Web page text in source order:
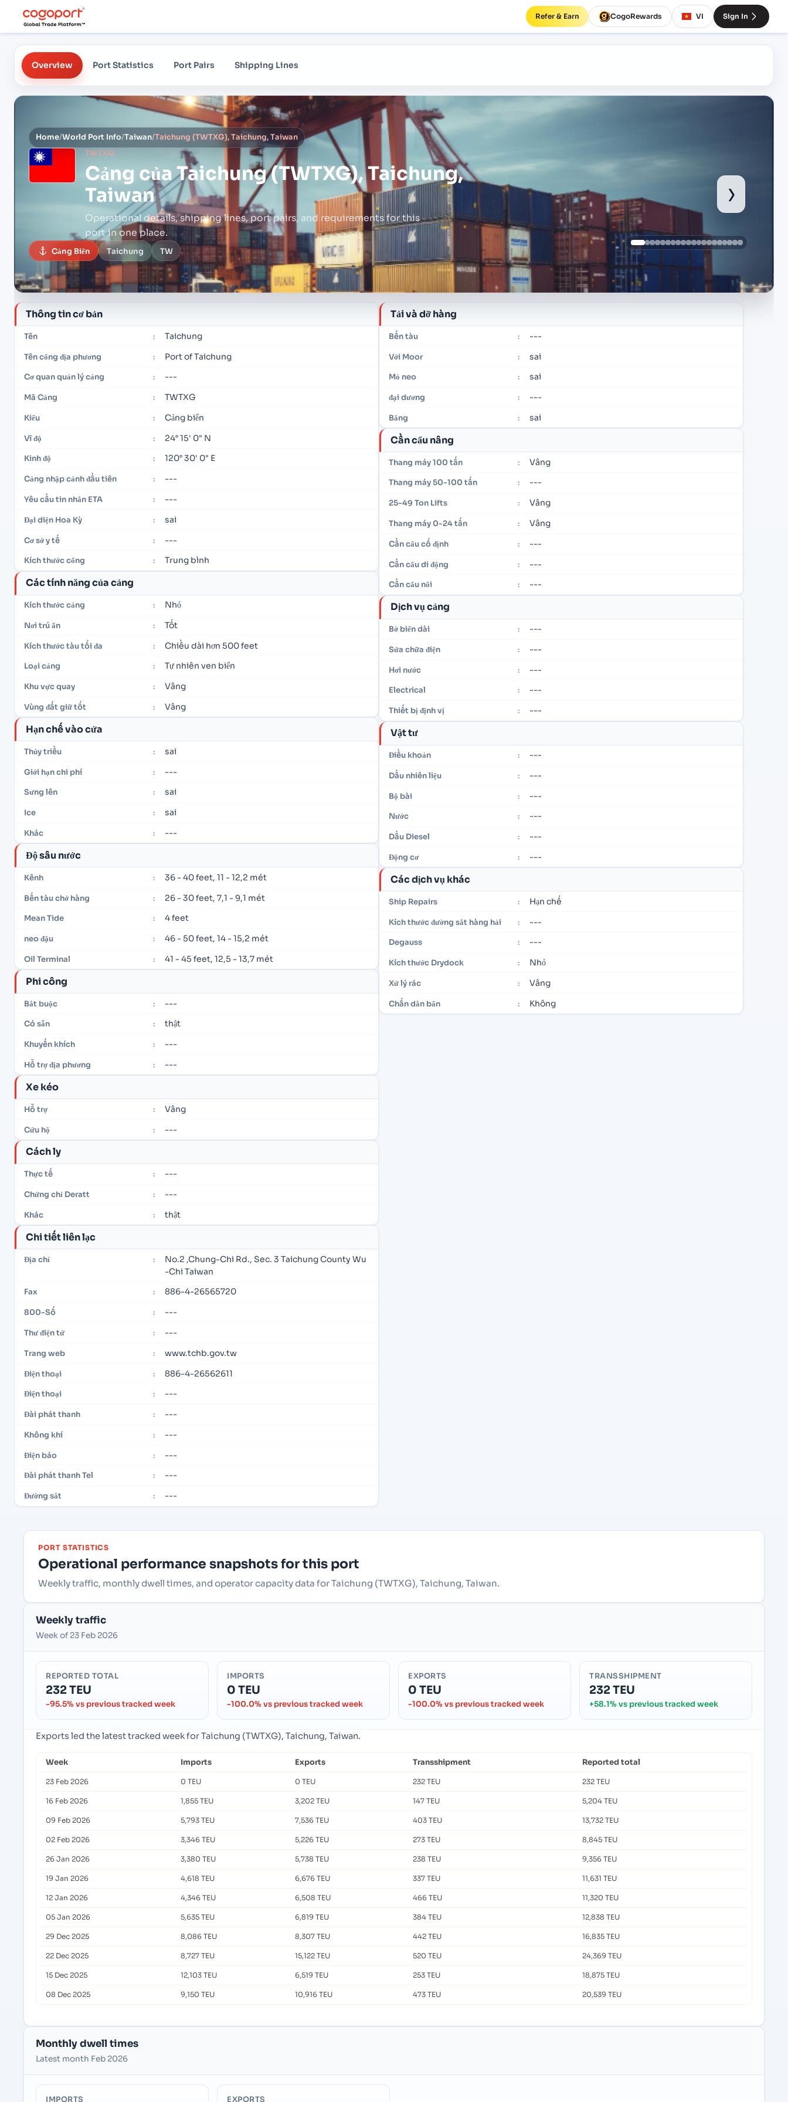
Refer & Earn CogoRewards VI Sign In
Overview Port Statistics Port Pairs Shipping Lines
Home/World Port Info/Taiwan/Taichung (TWTXG), Taichung, Taiwan
TWTXG
Cảng củaTaichung (TWTXG), Taichung,
Taiwan
Operational details, shipping lines, port pairs, and requirements for this
port in one place.
Cảng Biển Taichung TW
›
Thông tin cơ bản
Tên : Taichung
Tên cổng địa phương : Port of Taichung
Cơ quan quản lý cảng : ---
Mã Cảng : TWTXG
Kiểu : Cảng biển
Vĩ độ : 24° 15' 0" N
Kinh độ : 120° 30' 0" E
Cảng nhập cảnh đầu tiên : ---
Yêu cầu tin nhắn ETA : ---
Đại diện Hoa Kỳ : sai
Cơ sở y tế : ---
Kích thước cổng : Trung bình
Các tính năng của cảng
Kích thước cảng : Nhỏ
Nơi trú ẩn : Tốt
Kích thước tàu tối đa : Chiều dài hơn 500 feet
Loại cảng : Tự nhiên ven biển
Khu vực quay : Vâng
Vùng đất giữ tốt : Vâng
Hạn chế vào cửa
Thủy triều : sai
Giới hạn chi phí : ---
Sưng lên : sai
Ice : sai
Khác : ---
Độ sâu nước
Kênh : 36 - 40 feet, 11 - 12,2 mét
Bến tàu chở hàng : 26 - 30 feet, 7,1 - 9,1 mét
Mean Tide : 4 feet
neo đậu : 46 - 50 feet, 14 - 15,2 mét
Oil Terminal : 41 - 45 feet, 12,5 - 13,7 mét
Phi công
Bắt buộc : ---
Có sẵn : thật
Khuyến khích : ---
Hỗ trợ địa phương : ---
Xe kéo
Hỗ trợ : Vâng
Cứu hộ : ---
Cách ly
Thực tế : ---
Chứng chỉ Deratt : ---
Khác : thật
Chi tiết liên lạc
Địa chỉ :
No.2 ,Chung-Chi Rd., Sec. 3 Taichung County Wu
-Chi Taiwan
Fax : 886-4-26565720
800-Số : ---
Thư điện tử : ---
Trang web : www.tchb.gov.tw
Điện thoại : 886-4-26562611
Điện thoại : ---
Đài phát thanh : ---
Không khí : ---
Điện báo : ---
Đài phát thanh Tel : ---
Đường sắt : ---
Tải và dỡ hàng
Bến tàu : ---
Với Moor : sai
Mỏ neo : sai
đại dương : ---
Băng : sai
Cần cẩu nâng
Thang máy 100 tấn : Vâng
Thang máy 50-100 tấn : ---
25-49 Ton Lifts : Vâng
Thang máy 0-24 tấn : Vâng
Cần cẩu cố định : ---
Cần cẩu di động : ---
Cần cẩu nổi : ---
Dịch vụ cảng
Bờ biển dài : ---
Sửa chữa điện : ---
Hơi nước : ---
Electrical : ---
Thiết bị định vị : ---
Vật tư
Điều khoản : ---
Dầu nhiên liệu : ---
Bộ bài : ---
Nước : ---
Dầu Diesel : ---
Động cơ : ---
Các dịch vụ khác
Ship Repairs : Hạn chế
Kích thước đường sắt hàng hải : ---
Degauss : ---
Kích thước Drydock : Nhỏ
Xử lý rác : Vâng
Chấn dằn bẩn : Không
PORT STATISTICS
Operational performance snapshots for this port
Weekly traffic, monthly dwell times, and operator capacity data for Taichung (TWTXG), Taichung, Taiwan.
Weekly traffic
Week of 23 Feb 2026
REPORTED TOTAL
232 TEU
-95.5% vs previous tracked week
IMPORTS
0 TEU
-100.0% vs previous tracked week
EXPORTS
0 TEU
-100.0% vs previous tracked week
TRANSSHIPMENT
232 TEU
+58.1% vs previous tracked week
Exports led the latest tracked week for Taichung (TWTXG), Taichung, Taiwan.
Week Imports Exports Transshipment Reported total
23 Feb 2026 0 TEU 0 TEU 232 TEU 232 TEU
16 Feb 2026 1,855 TEU 3,202 TEU 147 TEU 5,204 TEU
09 Feb 2026 5,793 TEU 7,536 TEU 403 TEU 13,732 TEU
02 Feb 2026 3,346 TEU 5,226 TEU 273 TEU 8,845 TEU
26 Jan 2026 3,380 TEU 5,738 TEU 238 TEU 9,356 TEU
19 Jan 2026 4,618 TEU 6,676 TEU 337 TEU 11,631 TEU
12 Jan 2026 4,346 TEU 6,508 TEU 466 TEU 11,320 TEU
05 Jan 2026 5,635 TEU 6,819 TEU 384 TEU 12,838 TEU
29 Dec 2025 8,086 TEU 8,307 TEU 442 TEU 16,835 TEU
22 Dec 2025 8,727 TEU 15,122 TEU 520 TEU 24,369 TEU
15 Dec 2025 12,103 TEU 6,519 TEU 253 TEU 18,875 TEU
08 Dec 2025 9,150 TEU 10,916 TEU 473 TEU 20,539 TEU
Monthly dwell times
Latest month Feb 2026
IMPORTS EXPORTS